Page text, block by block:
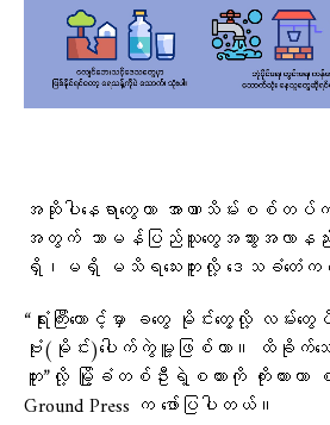
အဆိုပါနေရာတွေဟာ အာဏာသိမ်းစစ်တပ်က
အတွက် သာမန်ပြည်သူတွေအသွားအလာနည်
ရှိ၊မရှိ မသိရသေးဘူးလို့ ဒေသခံ​တေံက ပ
“ရုံးကြီးထောင့်မှာ ခတွေ မိုင်းတွေ့လို့ လမ်းတွ
ဗုံး(မိုင်း)ပေါက်ကွဲမူ့ဖြစ်တာ။ ထိခိုက်သေ
ဘူး”လို့ မြို့ခံတစ်ဦးရဲ့စကားကို ကိုးကားက
Ground Press က ဖော်ပြပါတယ်။